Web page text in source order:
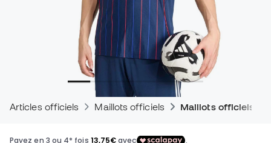
Articles officiels Maillots officiels Maillots officiels de